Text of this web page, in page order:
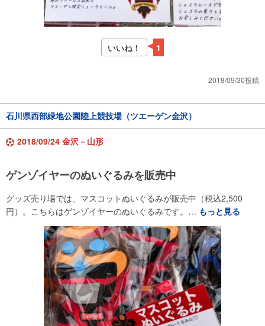
いいね！ 1
2018/09/30投稿
石川県西部緑地公園陸上競技場（ツエーゲン金沢）
2018/09/24 金沢－山形
ゲンゾイヤーのぬいぐるみを販売中
グッズ売り場では、マスコットぬいぐるみが販売中（税込2,500
円）。こちらはゲンゾイヤーのぬいぐるみです。… もっと見る